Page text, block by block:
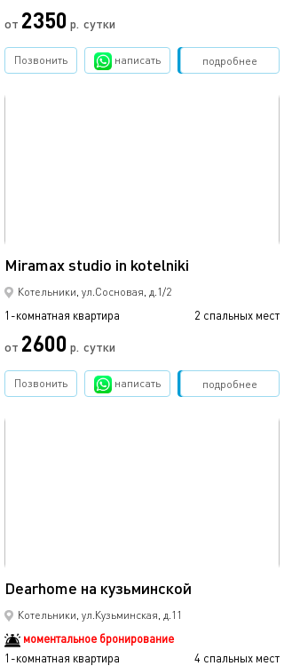
от 2350 р. сутки
подробнее
Позвонить написать Забронировать
Miramax studio in kotelniki
Котельники, ул.Сосновая, д.1/2
1-комнатная квартира 2 спальных мест
от 2600 р. сутки
подробнее
Позвонить написать Забронировать
Dearhome на кузьминской
Котельники, ул.Кузьминская, д.11
моментальное бронирование
1-комнатная квартира
4 спальных мест